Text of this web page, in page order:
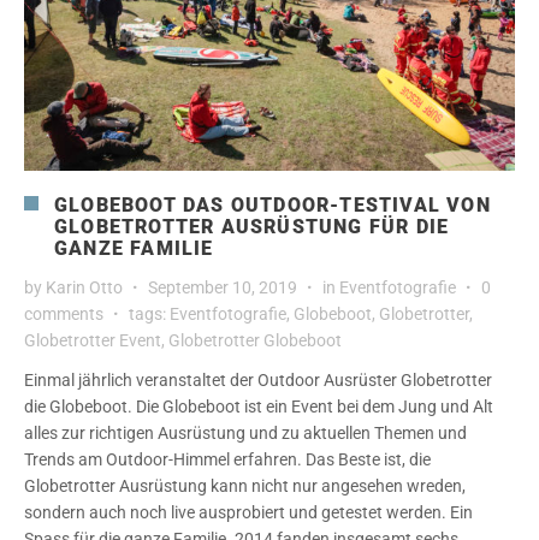
GLOBEBOOT DAS OUTDOOR-TESTIVAL VON
GLOBETROTTER AUSRÜSTUNG FÜR DIE
GANZE FAMILIE
by Karin Otto September 10, 2019 in Eventfotografie
0
comments
tags: Eventfotografie, Globeboot, Globetrotter,
Globetrotter Event, Globetrotter Globeboot
Einmal jährlich veranstaltet der Outdoor Ausrüster Globetrotter
die Globeboot. Die Globeboot ist ein Event bei dem Jung und Alt
alles zur richtigen Ausrüstung und zu aktuellen Themen und
Trends am Outdoor-Himmel erfahren. Das Beste ist, die
Globetrotter Ausrüstung kann nicht nur angesehen wreden,
sondern auch noch live ausprobiert und getestet werden. Ein